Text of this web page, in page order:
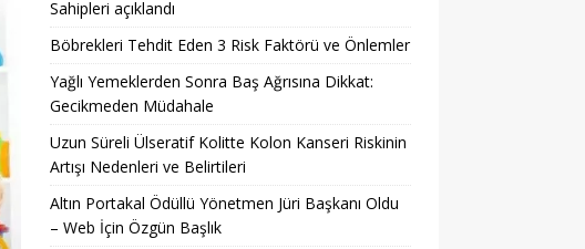
Sahipleri açıklandı
Böbrekleri Tehdit Eden 3 Risk Faktörü ve Önlemler
Yağlı Yemeklerden Sonra Baş Ağrısına Dikkat:
Gecikmeden Müdahale
Uzun Süreli Ülseratif Kolitte Kolon Kanseri Riskinin
Artışı Nedenleri ve Belirtileri
Altın Portakal Ödüllü Yönetmen Jüri Başkanı Oldu
– Web İçin Özgün Başlık